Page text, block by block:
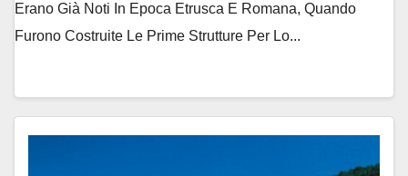
Erano Già Noti In Epoca Etrusca E Romana, Quando
Furono Costruite Le Prime Strutture Per Lo...